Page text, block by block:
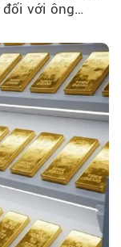
với ông